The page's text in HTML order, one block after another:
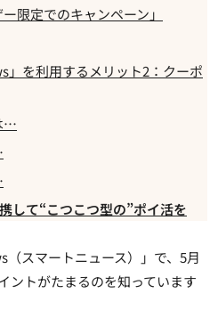
限定でのキャンペーン」
」を利用するメリット2：クーポ
…
して“こつこつ型の”ポイ活を
スマートニュース）」で、 5月
ントがたまるのを知っています